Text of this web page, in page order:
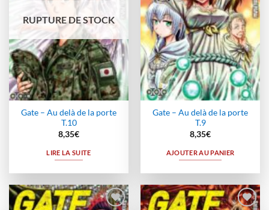
RUPTURE DE STOCK
Gate – Au delà de la porte
T.10
8,35€
LIRE LA SUITE
Gate – Au delà de la porte
T.9
8,35€
AJOUTER AU PANIER